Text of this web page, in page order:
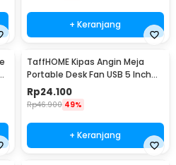
+ Keranjang
TaffHOME Kipas Angin Meja
Portable Desk Fan USB 5 Inch
2.5W - YZ-007
Rp24.100
Rp46.900 49%
+ Keranjang